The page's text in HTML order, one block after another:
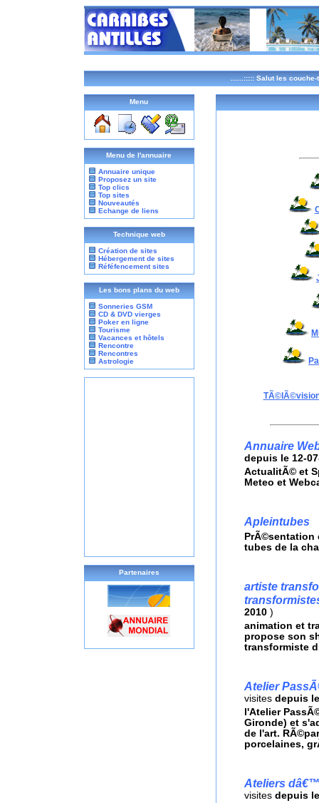
......::::: Salut les couche-
Menu
Menu de l'annuaire
Annuaire unique
Proposez un site
Top clics
Top sites
Nouveautés
Echange de liens
Technique web
Création de sites
Hébergement de sites
Réféfencement sites
Les bons plans du web
Sonneries GSM
CD & DVD vierges
Poker en ligne
Tourisme
Vacances et hôtels
Rencontre
Rencontres
Astrologie
Partenaires
Annuaire
depuis le 12-
ActualitÃ© et
Meteo et
Apleintubes
tubes de la
artiste
2010)
animation et
propose son
transformiste
Atelier
visites depuis
l'Atelier
Gironde) et
de l'art.
porcelaines,
Ateliers
visites depuis